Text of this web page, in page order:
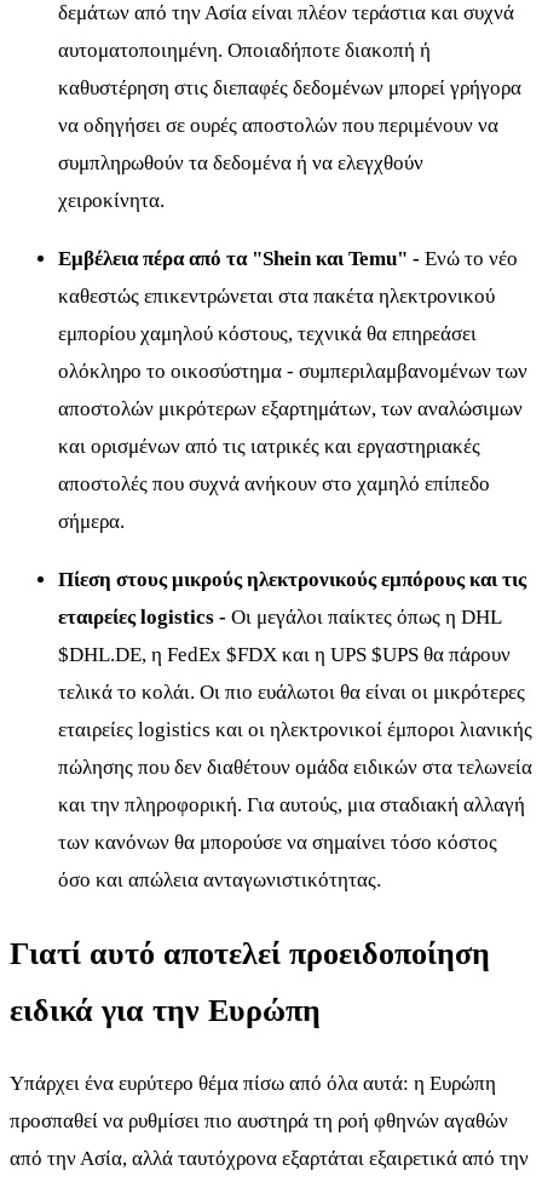
δεμάτων από την Ασία είναι πλέον τεράστια και συχνά
αυτοματοποιημένη. Οποιαδήποτε διακοπή ή
καθυστέρηση στις διεπαφές δεδομένων μπορεί γρήγορα
να οδηγήσει σε ουρές αποστολών που περιμένουν να
συμπληρωθούν τα δεδομένα ή να ελεγχθούν
χειροκίνητα.
Εμβέλεια πέρα από τα "Shein και Temu" - Ενώ το νέο
καθεστώς επικεντρώνεται στα πακέτα ηλεκτρονικού
εμπορίου χαμηλού κόστους, τεχνικά θα επηρεάσει
ολόκληρο το οικοσύστημα - συμπεριλαμβανομένων των
αποστολών μικρότερων εξαρτημάτων, των αναλώσιμων
και ορισμένων από τις ιατρικές και εργαστηριακές
αποστολές που συχνά ανήκουν στο χαμηλό επίπεδο
σήμερα.
Πίεση στους μικρούς ηλεκτρονικούς εμπόρους και τις
εταιρείες logistics - Οι μεγάλοι παίκτες όπως η DHL
$DHL.DE, η FedEx $FDX και η UPS $UPS θα πάρουν
τελικά το κολάι. Οι πιο ευάλωτοι θα είναι οι μικρότερες
εταιρείες logistics και οι ηλεκτρονικοί έμποροι λιανικής
πώλησης που δεν διαθέτουν ομάδα ειδικών στα τελωνεία
και την πληροφορική. Για αυτούς, μια σταδιακή αλλαγή
των κανόνων θα μπορούσε να σημαίνει τόσο κόστος
όσο και απώλεια ανταγωνιστικότητας.
Γιατί αυτό αποτελεί προειδοποίηση
ειδικά για την Ευρώπη
Υπάρχει ένα ευρύτερο θέμα πίσω από όλα αυτά: η Ευρώπη
προσπαθεί να ρυθμίσει πιο αυστηρά τη ροή φθηνών αγαθών
από την Ασία, αλλά ταυτόχρονα εξαρτάται εξαιρετικά από την